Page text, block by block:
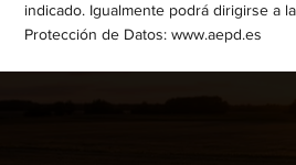
indicado. Igualmente podrá dirigirse a
Protección de Datos:www.aepd.es